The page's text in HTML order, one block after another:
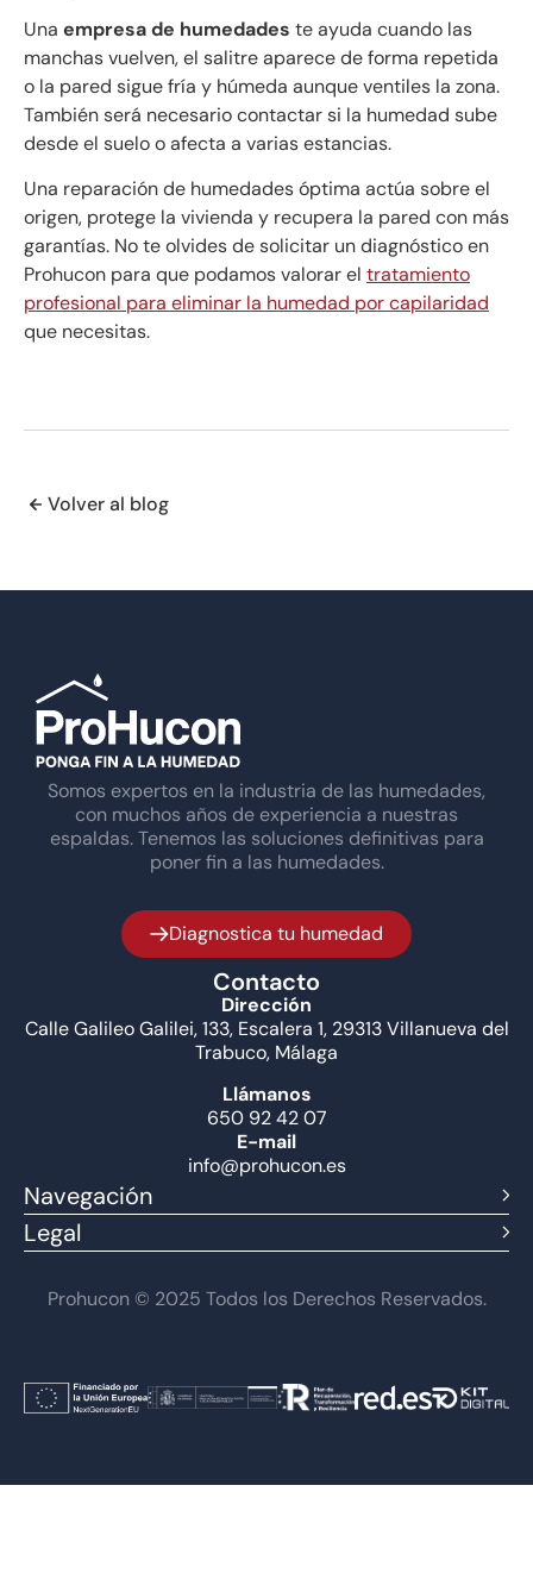
Una empresa de humedades te ayuda cuando las
manchas vuelven, el salitre aparece de forma repetida
o la pared sigue fría y húmeda aunque ventiles la zona.
También será necesario contactar si la humedad sube
desde el suelo o afecta a varias estancias.
Una reparación de humedades óptima actúa sobre el
origen, protege la vivienda y recupera la pared con más
garantías. No te olvides de solicitar un diagnóstico en
Prohucon para que podamos valorar el tratamiento
profesional para eliminar la humedad por capilaridad
que necesitas.
Volver al blog
Somos expertos en la industria de las humedades,
con muchos años de experiencia a nuestras
espaldas. Tenemos las soluciones definitivas para
poner fin a las humedades.
Diagnostica tu humedad
Contacto
Dirección
Calle Galileo Galilei, 133, Escalera 1, 29313 Villanueva del
Trabuco, Málaga
Llámanos
650 92 42 07
E-mail
info@prohucon.es
Navegación
Legal
Prohucon © 2025 Todos los Derechos Reservados.